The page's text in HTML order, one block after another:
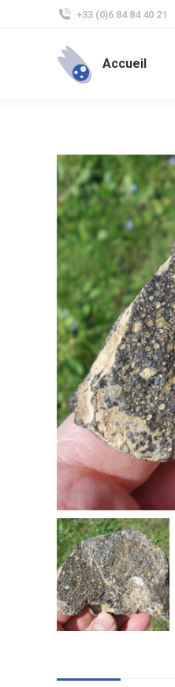
+33 (0)6 84 84 40 21
Accueil